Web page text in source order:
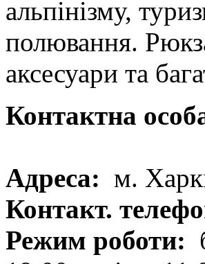
альпінізму,
полювання.
аксесуари та
Контактна
Адреса: м.
Контакт.
Режим роботи: